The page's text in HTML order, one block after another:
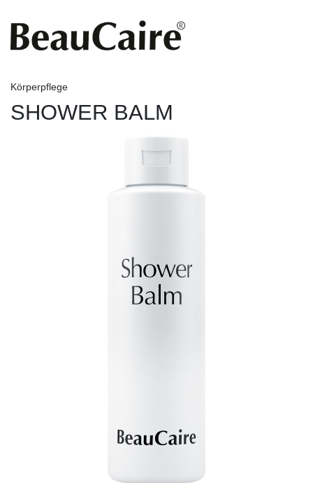
Körperpflege
SHOWER BALM